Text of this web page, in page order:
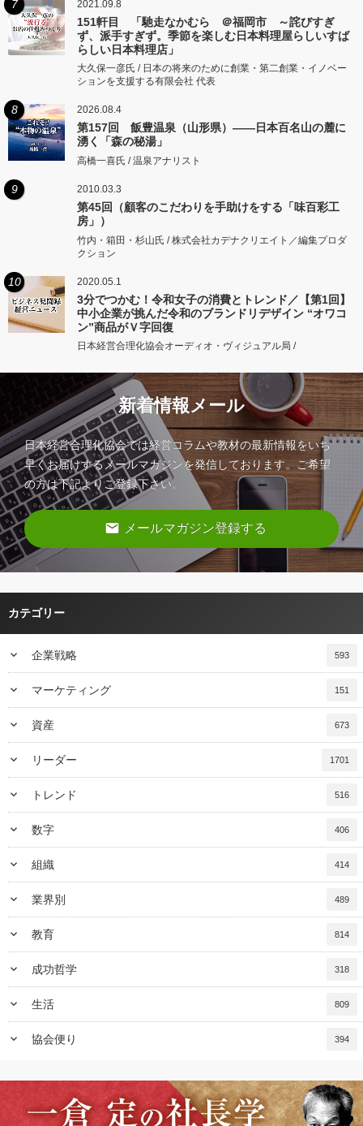
7 2021.09.8
151軒目 「馳走なかむら ＠福岡市 ～詫びすぎ
ず、派手すぎず。季節を楽しむ日本料理屋らしいすば
らしい日本料理店」
大久保一彦氏 / 日本の将来のために創業・第二創業・イノベー
ションを支援する有限会社 代表
8 2026.08.4
第157回 飯豊温泉（山形県）――日本百名山の麓に
湧く「森の秘湯」
高橋一喜氏 / 温泉アナリスト
9 2010.03.3
第45回（顧客のこだわりを手助けをする「味百彩工
房」）
竹内・箱田・杉山氏 / 株式会社カデナクリエイト／編集プロダ
クション
10 2020.05.1
3分でつかむ！令和女子の消費とトレンド／【第1回】
中小企業が挑んだ令和のブランドリデザイン “オワコ
ン”商品がＶ字回復
日本経営合理化協会オーディオ・ヴィジュアル局 /
新着情報メール
日本経営合理化協会では経営コラムや教材の最新情報をいち
早くお届けするメールマガジンを発信しております。ご希望
の方は下記よりご登録下さい。
email メールマガジン登録する
カテゴリー
keyboard_arrow_down 企業戦略 593
keyboard_arrow_down マーケティング 151
keyboard_arrow_down 資産 673
keyboard_arrow_down リーダー 1701
keyboard_arrow_down トレンド 516
keyboard_arrow_down 数字 406
keyboard_arrow_down 組織 414
keyboard_arrow_down 業界別 489
keyboard_arrow_down 教育 814
keyboard_arrow_down 成功哲学 318
keyboard_arrow_down 生活 809
keyboard_arrow_down 協会便り 394